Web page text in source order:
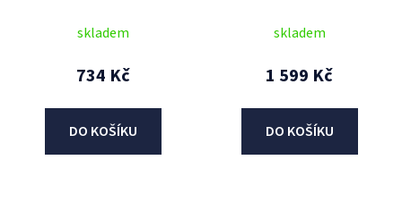
skladem
734 Kč
DO KOŠÍKU
skladem
1 599 Kč
DO KOŠÍKU